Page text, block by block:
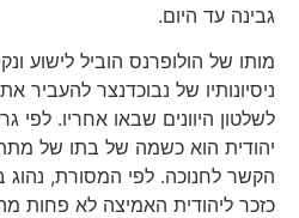
גבינה עד היום.
מותו של הולופרנס הוביל לישוע
ניסיונותיו של נבוכדנצר להעביר
לשלטון היוונים שבאו אחריו. לפי
יהודית הוא כשמה של בתו של
הקשר לחנוכה. לפי המסורת, נהוג
כזכר ליהודית האמיצה לא פחות